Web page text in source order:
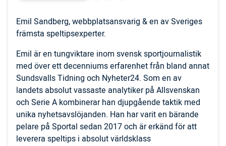
Emil Sandberg, webbplatsansvarig & en av Sveriges
främsta speltipsexperter.
Emil är en tungviktare inom svensk sportjournalistik
med över ett decenniums erfarenhet från bland annat
Sundsvalls Tidning och Nyheter24. Som en av
landets absolut vassaste analytiker på Allsvenskan
och Serie A kombinerar han djupgående taktik med
unika nyhetsavslöjanden. Han har varit en bärande
pelare på Sportal sedan 2017 och är erkänd för att
leverera speltips i absolut världsklass